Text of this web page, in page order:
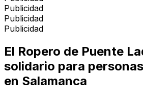
Publicidad
Publicidad
Publicidad
El Ropero de Puente
solidario para
en Salamanca